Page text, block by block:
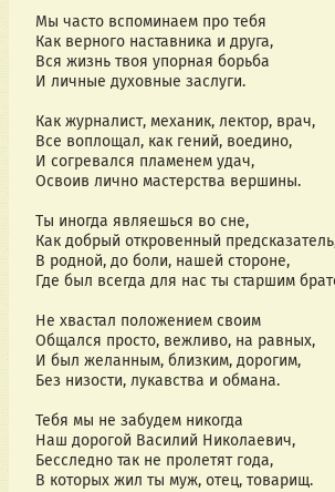
Мы часто вспоминаем про тебя
Как верного наставника и друга,
Вся жизнь твоя упорная борьба
И личные духовные заслуги.
Как журналист, механик, лектор, врач,
Все воплощал, как гений, воедино,
И согревался пламенем удач,
Освоив лично мастерства вершины.
Ты иногда являешься во сне,
Как добрый откровенный
В родной, до боли, нашей стороне,
Где был всегда для нас ты старшим
Не хвастал положением своим
Общался просто, вежливо, на равных,
И был желанным, близким, дорогим,
Без низости, лукавства и обмана.
Тебя мы не забудем никогда
Наш дорогой Василий Николаевич,
Бесследно так не пролетят года,
В которых жил ты муж, отец, товарищ.